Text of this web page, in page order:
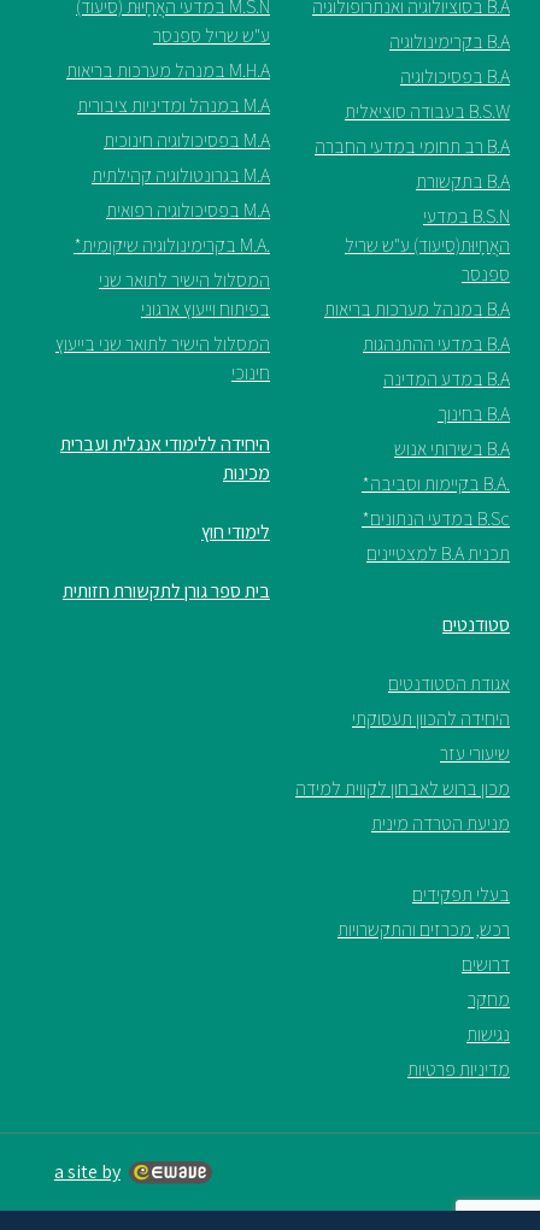
B.A בסוציולוגיה ואנתרופולוגיה
B.A בקרימינולוגיה
B.A בפסיכולוגיה
B.S.W בעבודה סוציאלית
B.A רב תחומי במדעי החברה
B.A בתקשורת
B.S.N במדעי
האֲחָיוּת(סיעוד) ע"ש שריל
ספנסר
B.A במנהל מערכות בריאות
B.A במדעי ההתנהגות
B.A במדע המדינה
B.A בחינוך
B.A בשירותי אנוש
.B.A בקיימות וסביבה*
B.Sc במדעי הנתונים*
תכנית B.A למצטיינים
M.S.N במדעי האֲחָיוּת (סיעוד)
ע"ש שריל ספנסר
M.H.A במנהל מערכות בריאות
M.A במנהל ומדיניות ציבורית
M.A בפסיכולוגיה חינוכית
M.A בגרונטולוגיה קהילתית
M.A בפסיכולוגיה רפואית
.M.A בקרימינולוגיה שיקומית*
המסלול הישיר לתואר שני
בפיתוח וייעוץ ארגוני
המסלול הישיר לתואר שני בייעוץ
חינוכי
היחידה ללימודי אנגלית ועברית
מכינות
לימודי חוץ
בית ספר גורן לתקשורת חזותית
סטודנטים
אגודת הסטודנטים
היחידה להכוון תעסוקתי
שיעורי עזר
מכון ברוש לאבחון לקווית למידה
מניעת הטרדה מינית
בעלי תפקידים
רכש, מכרזים והתקשרויות
דרושים
מחקר
נגישות
מדיניות פרטיות
a site by